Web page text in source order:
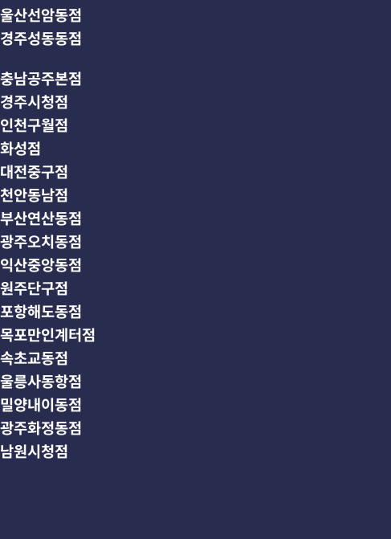
울산선암동점
경주성동동점
충남공주본점
경주시청점
인천구월점
화성점
대전중구점
천안동남점
부산연산동점
광주오치동점
익산중앙동점
원주단구점
포항해도동점
목포만인계터점
속초교동점
울릉사동항점
밀양내이동점
광주화정동점
남원시청점